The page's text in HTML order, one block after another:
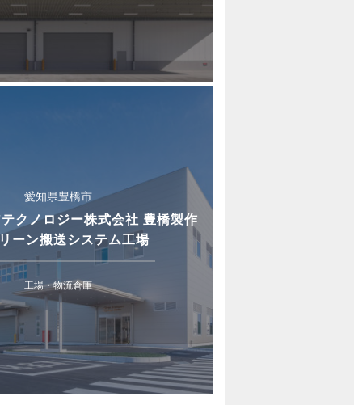
愛知県豊橋市
クノロジー株式会社 豊橋製作
ーン搬送システム工場
工場・物流倉庫